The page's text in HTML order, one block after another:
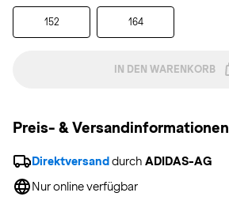
152 164
IN DEN WARENKORB
Preis- & Versandinformationen
Direktversand durch ADIDAS-AG
Nur online verfügbar